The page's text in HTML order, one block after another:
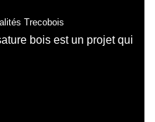
Trecobois
bois est un projet qui